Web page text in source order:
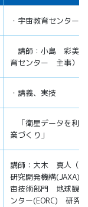
・宇宙教育センター
講師：小島 彩美（
育センター 主事）
・講義、実技
「衛星データを利
業づくり」
講師：大木 真人（宇
研究開発機構(JAXA)
宙技術部門 地球観測
ンター(EORC) 研究